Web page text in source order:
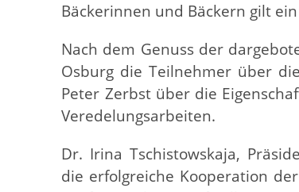
Bäckerinnen und Bäckern gilt
Nach dem Genuss der
Osburg die Teilnehmer über
Peter Zerbst über die
Veredelungsarbeiten.
Dr. Irina Tschistowskaja,
die erfolgreiche Kooperation